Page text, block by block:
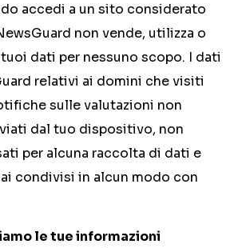
accedi a un sito considerato
non vende, utilizza o
dati per nessuno scopo. I dati
relativi ai domini che visiti
sulle valutazioni non
dal tuo dispositivo, non
per alcuna raccolta di dati e
condivisi in alcun modo con
le tue informazioni